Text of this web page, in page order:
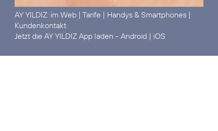
AY YILDIZ: im Web | Tarife | Handys & Smartphones |
Kundenkontakt
Jetzt die AY YILDIZ App laden - Android | iOS